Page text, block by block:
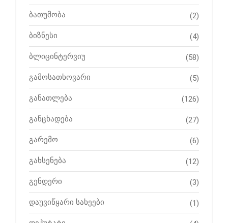
ბათუმობა (2)
ბიზნესი (4)
ბლიცინტერვიუ (58)
გამოსათხოვარი (5)
განათლება (126)
განცხადება (27)
გარემო (6)
გახსენება (12)
გენდერი (3)
დაუვიწყარი სახეები (1)